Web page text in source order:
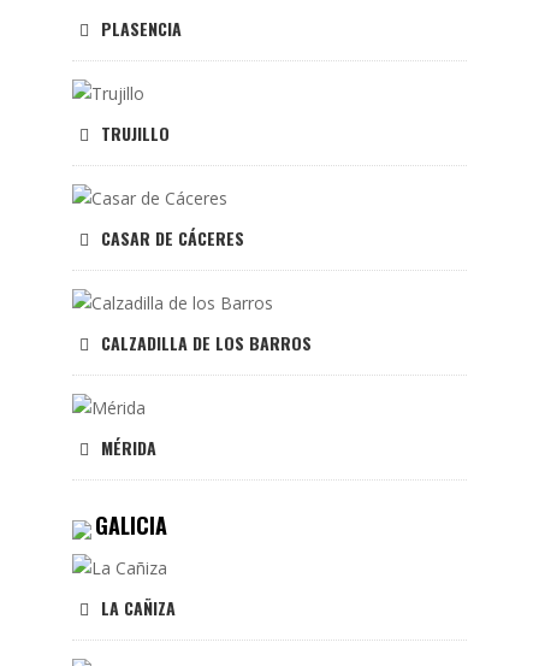
PLASENCIA
TRUJILLO
CASAR DE CÁCERES
CALZADILLA DE LOS BARROS
MÉRIDA
GALICIA
LA CAÑIZA